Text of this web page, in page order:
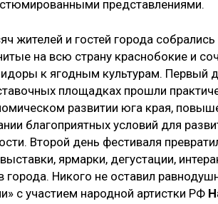
представлениями.
жителей и гостей города
на всю страну краснобокие и
к ягодным культурам. Первый
площадках прошли
развитии юга края,
благоприятных условий для
Второй день фестиваля
ярмарки, дегустации,
города. Никого не оставил
с участием народной артистки РФ